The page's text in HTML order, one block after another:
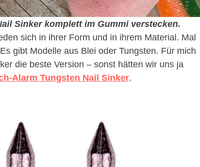
Sinker komplett im Gummi verstecken.
sich in ihrer Form und in ihrem Material. Mal
gibt Modelle aus Blei oder Tungsten. Für mich
die beste Version – sonst hätten wir uns ja
Alarm Tungsten Nail Sinker.